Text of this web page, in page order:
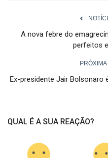
A nova febre do
perfeitos
Ex-presidente Jair Bolsonaro
QUAL É A SUA REAÇÃO?